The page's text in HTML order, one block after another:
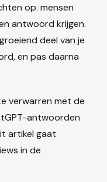
op: mensen
antwoord krijgen.
deel van je
en pas daarna
verwarren met de
antwoorden
artikel gaat
in de